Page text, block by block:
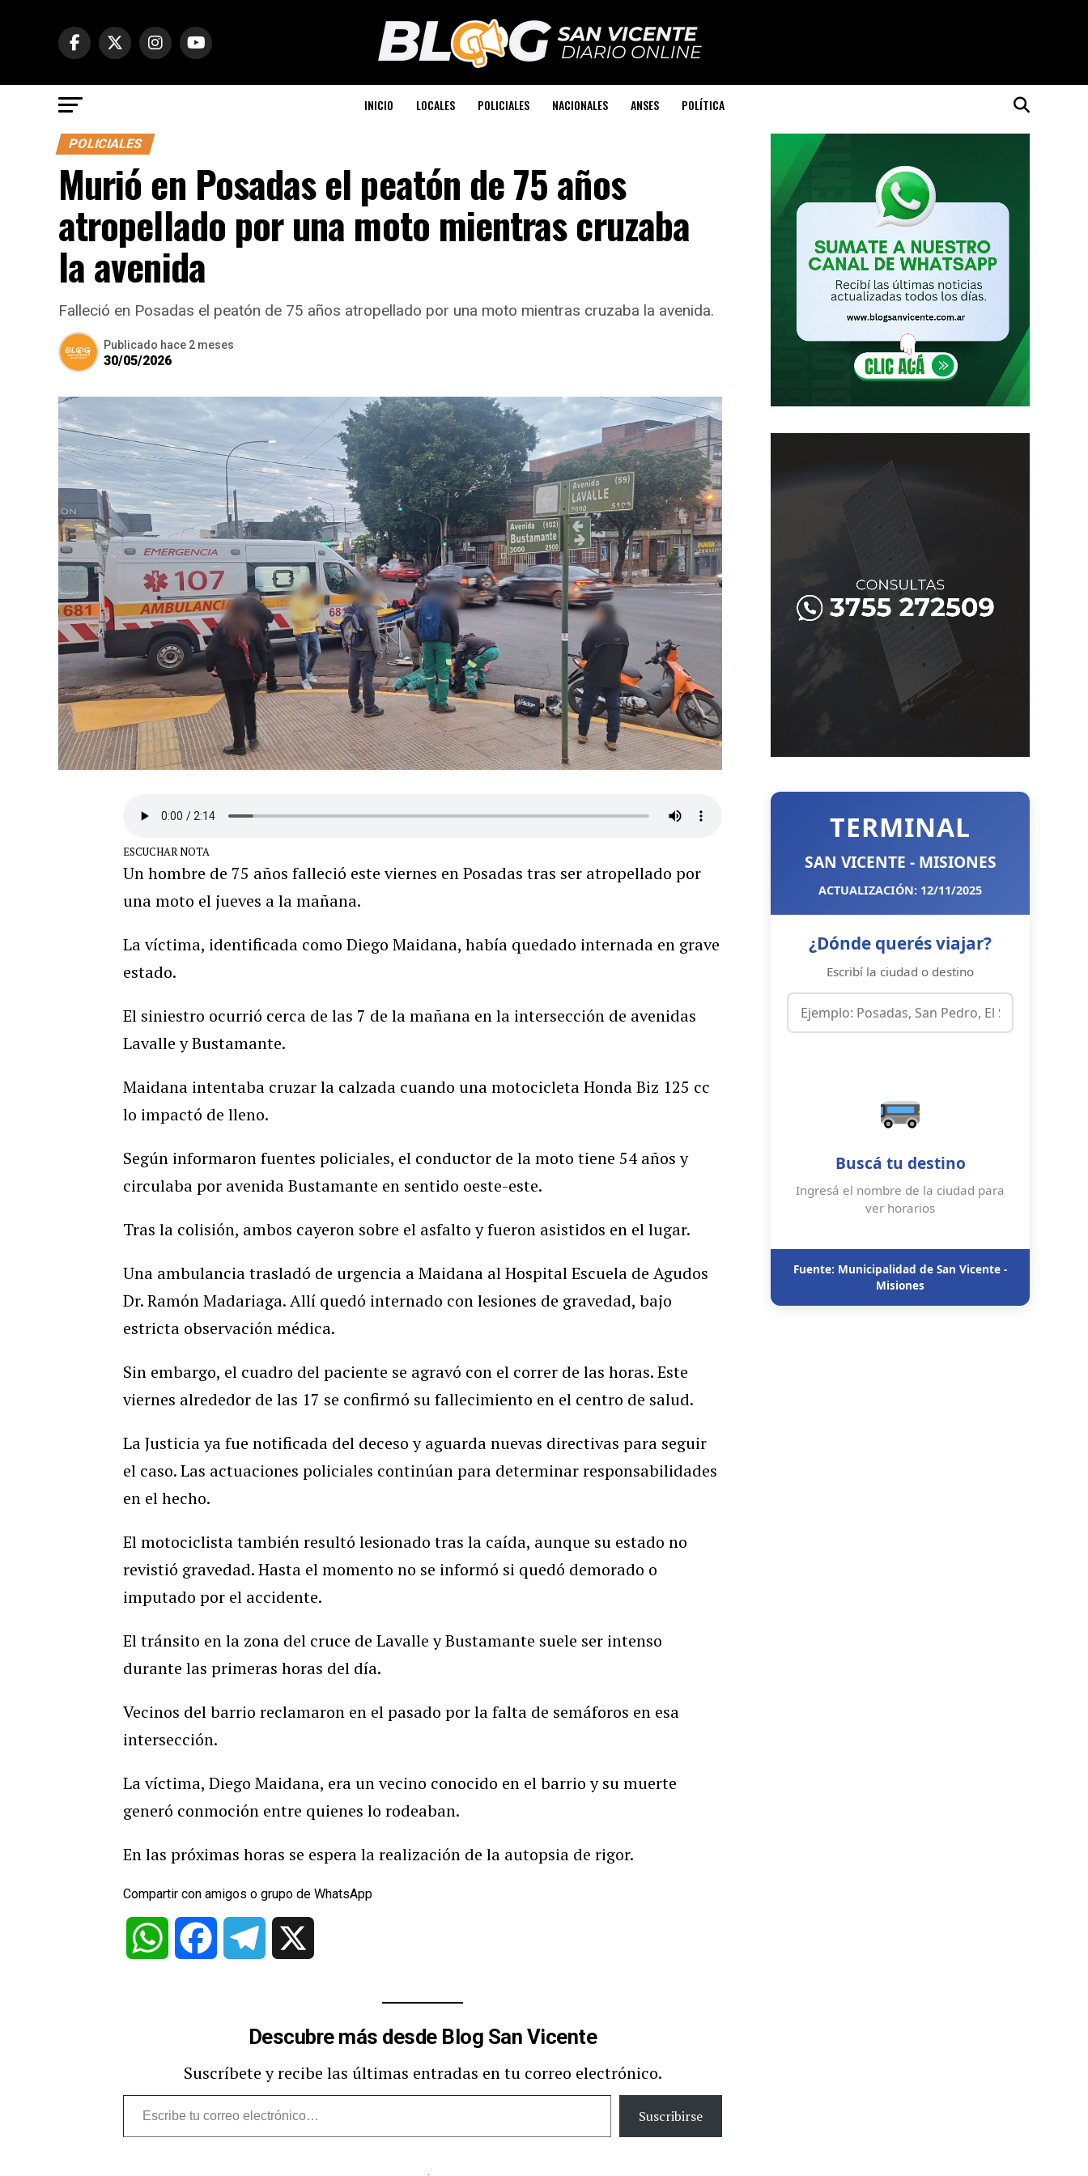
INICIO LOCALES POLICIALES NACIONALES ANSES POLÍTICA
POLICIALES
Murió en Posadas el peatón de 75 años
atropellado por una moto mientras cruzaba
la avenida
Falleció en Posadas el peatón de 75 años atropellado por una moto mientras cruzaba la avenida.
Publicado hace 2 meses
30/05/2026
ESCUCHAR NOTA
Un hombre de 75 años falleció este viernes en Posadas tras ser atropellado por
una moto el jueves a la mañana.
La víctima, identificada como Diego Maidana, había quedado internada en grave
estado.
El siniestro ocurrió cerca de las 7 de la mañana en la intersección de avenidas
Lavalle y Bustamante.
Maidana intentaba cruzar la calzada cuando una motocicleta Honda Biz 125 cc
lo impactó de lleno.
Según informaron fuentes policiales, el conductor de la moto tiene 54 años y
circulaba por avenida Bustamante en sentido oeste-este.
Tras la colisión, ambos cayeron sobre el asfalto y fueron asistidos en el lugar.
Una ambulancia trasladó de urgencia a Maidana al Hospital Escuela de Agudos
Dr. Ramón Madariaga. Allí quedó internado con lesiones de gravedad, bajo
estricta observación médica.
Sin embargo, el cuadro del paciente se agravó con el correr de las horas. Este
viernes alrededor de las 17 se confirmó su fallecimiento en el centro de salud.
La Justicia ya fue notificada del deceso y aguarda nuevas directivas para seguir
el caso. Las actuaciones policiales continúan para determinar responsabilidades
en el hecho.
El motociclista también resultó lesionado tras la caída, aunque su estado no
revistió gravedad. Hasta el momento no se informó si quedó demorado o
imputado por el accidente.
El tránsito en la zona del cruce de Lavalle y Bustamante suele ser intenso
durante las primeras horas del día.
Vecinos del barrio reclamaron en el pasado por la falta de semáforos en esa
intersección.
La víctima, Diego Maidana, era un vecino conocido en el barrio y su muerte
generó conmoción entre quienes lo rodeaban.
En las próximas horas se espera la realización de la autopsia de rigor.
Compartir con amigos o grupo de WhatsApp
WhatsApp Facebook Telegram
Descubre más desde Blog San Vicente
Suscríbete y recibe las últimas entradas en tu correo electrónico.
Escribe
tu
Suscribirse
TERMINAL
SAN VICENTE - MISIONES
ACTUALIZACIÓN: 12/11/2025
¿Dónde querés viajar?
Escribí la ciudad o destino
Buscá tu destino
Ingresá el nombre de la ciudad para
ver horarios
Fuente: Municipalidad de San Vicente -
Misiones